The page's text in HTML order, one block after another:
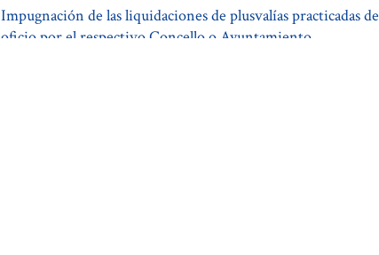
Impugnación de las liquidaciones de plusvalías practicadas de
oficio por el respectivo Concello o Ayuntamiento.